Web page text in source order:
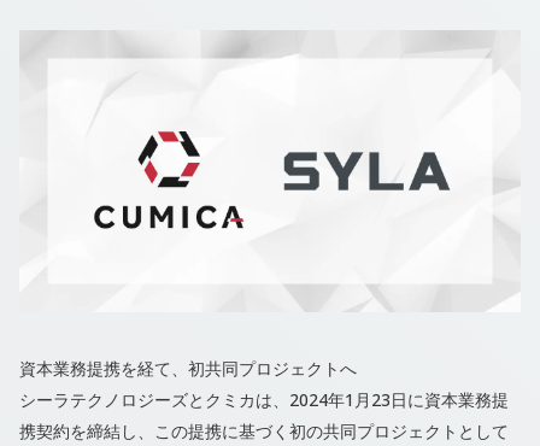
資本業務提携を経て、初共同プロジェクトへ
シーラテクノロジーズとクミカは、2024年1月23日に資本業務提
携契約を締結し、この提携に基づく初の共同プロジェクトとして